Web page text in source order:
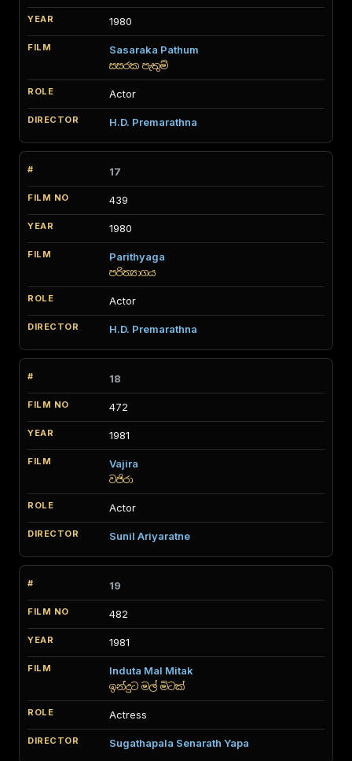
1980
Sasaraka Pathum
සසරක පැතුම්
Actor
H.D. Premarathna
17
439
1980
Parithyaga
පරිත්‍යාගය
Actor
H.D. Premarathna
18
472
1981
Vajira
වජිරා
Actor
Sunil Ariyaratne
19
482
1981
Induta Mal Mitak
ඉන්දුට මල් මිටක්
Actress
Sugathapala Senarath Yapa